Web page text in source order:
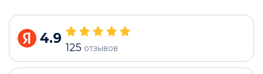
4.9
125 отзывов